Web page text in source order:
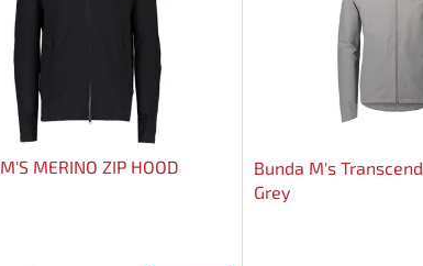
MERINO ZIP HOOD
Bunda M's
Grey